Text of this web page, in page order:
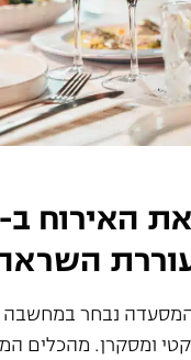
נבחר במחשבה
ומסקרן. מהכלים